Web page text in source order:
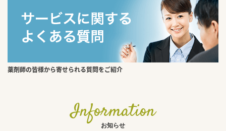
薬剤師の皆様から寄せられる質問をご紹介
Information
お知らせ